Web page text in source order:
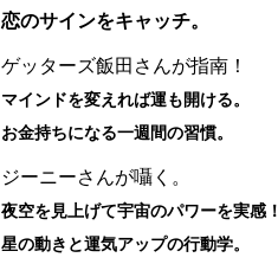
恋のサインをキャッチ。
ゲッターズ飯田さんが指南！
マインドを変えれば運も開ける。
お金持ちになる一週間の習慣。
ジーニーさんが囁く。
夜空を見上げて宇宙のパワーを実感！
星の動きと運気アップの行動学。